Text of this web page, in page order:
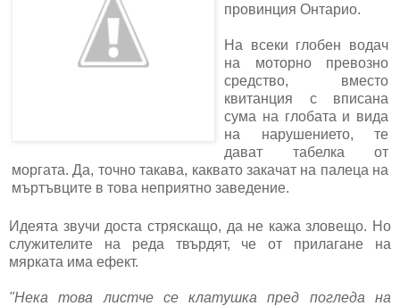
провинция Онтарио.
На всеки глобен водач
на моторно превозно
средство, вместо
квитанция с вписана
сума на глобата и вида
на нарушението, те
дават табелка от
моргата. Да, точно такава, каквато закачат на палеца на
мъртъвците в това неприятно заведение.
Идеята звучи доста стряскащо, да не кажа зловещо. Но
служителите на реда твърдят, че от прилагане на
мярката има ефект.
"Нека това листче се клатушка пред погледа на